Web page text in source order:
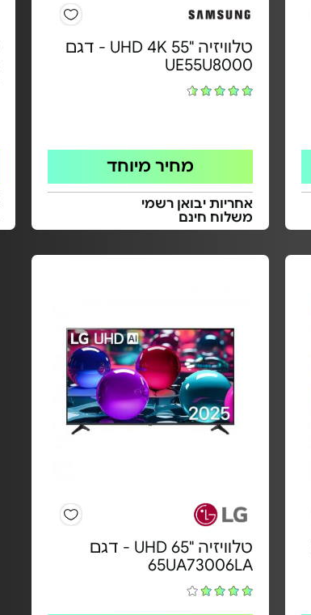
טלוויזיה "55 UHD 4K - דגם
UE55U8000
מחיר מיוחד
אחריות יבואן רשמי
משלוח חינם
טלוויזיה "UHD 65 - דגם
65UA73006LA